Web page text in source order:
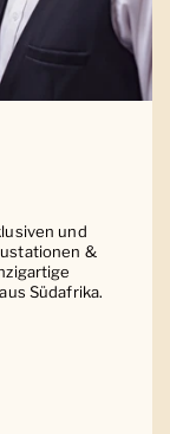
und
&
Südafrika.